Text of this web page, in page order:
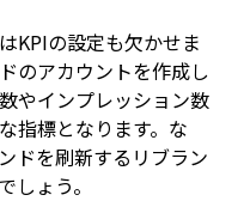
KPIの設定も欠かせま
のアカウントを作成し
やインプレッション数
指標となります。な
ドを刷新するリブラン
しょう。